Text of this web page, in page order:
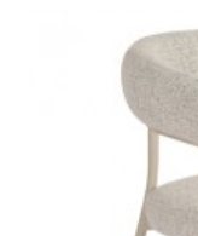
KRZESŁO BIG